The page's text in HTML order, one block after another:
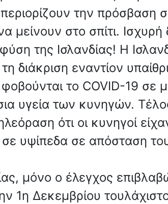
την πρόσβαση
μείνουν στο σπίτι.
της Ισλανδίας! Η
διάκριση εναντίον
το COVID-19
υγεία των κυνηγών.
ότι οι κυνηγοί
υψίπεδα σε απόσταση
μόνο ο έλεγχος
1η Δεκεμβρίου